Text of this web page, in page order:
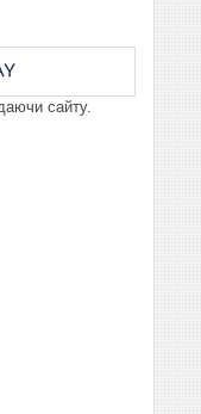
сайту.